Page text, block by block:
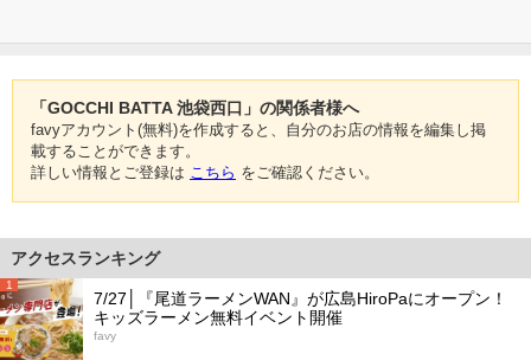
「GOCCHI BATTA 池袋西口」の関係者様へ
favyアカウント(無料)を作成すると、自分のお店の情報を編集し掲
載することができます。
詳しい情報とご登録は こちら をご確認ください。
アクセスランキング
1
7/27│『尾道ラーメンWAN』が広島HiroPaにオープン！
キッズラーメン無料イベント開催
favy